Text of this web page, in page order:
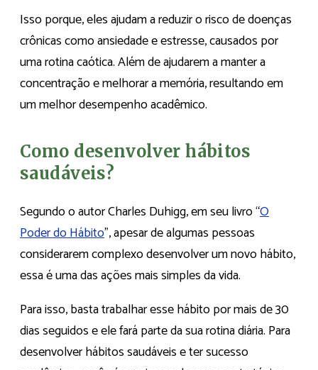
Isso porque, eles ajudam a reduzir o risco de doenças
crônicas como ansiedade e estresse, causados por
uma rotina caótica. Além de ajudarem a manter a
concentração e melhorar a memória, resultando em
um melhor desempenho acadêmico.
Como desenvolver hábitos
saudáveis?
Segundo o autor Charles Duhigg, em seu livro “O
Poder do Hábito”, apesar de algumas pessoas
considerarem complexo desenvolver um novo hábito,
essa é uma das ações mais simples da vida.
Para isso, basta trabalhar esse hábito por mais de 30
dias seguidos e ele fará parte da sua rotina diária. Para
desenvolver hábitos saudáveis e ter sucesso